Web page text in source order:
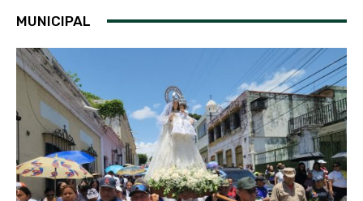
MUNICIPAL